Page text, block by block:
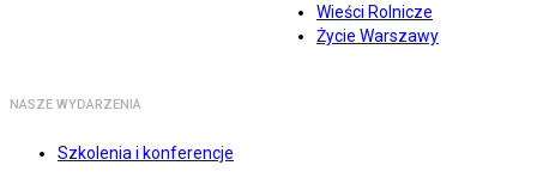
Wieści Rolnicze
Życie Warszawy
NASZE WYDARZENIA
Szkolenia i konferencje